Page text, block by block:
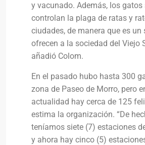
y vacunado. Además, los gatos
controlan la plaga de ratas y
ciudades, de manera que es un
ofrecen a la sociedad del Viejo
añadió Colom.
En el pasado hubo hasta 300
zona de Paseo de Morro, pero
actualidad hay cerca de 125
estima la organización. “De
teníamos siete (7) estaciones
y ahora hay cinco (5)